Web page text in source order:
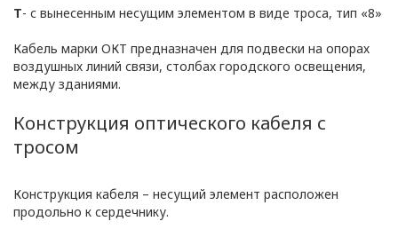
Т- с вынесенным несущим элементом в виде троса, тип «8»
Кабель марки ОКТ предназначен для подвески на опорах
воздушных линий связи, столбах городского освещения,
между зданиями.
Конструкция оптического кабеля с
тросом
Конструкция кабеля – несущий элемент расположен
продольно к сердечнику.